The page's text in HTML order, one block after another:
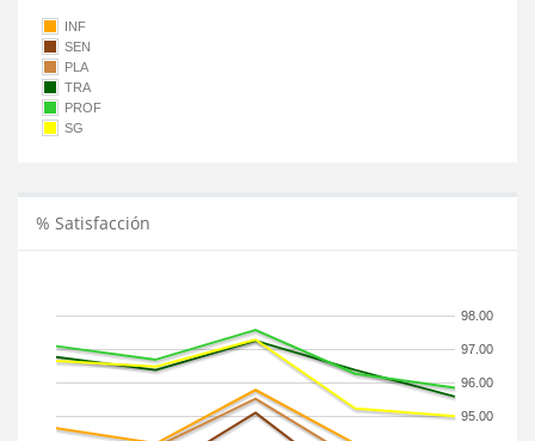
INF
SEN
PLA
TRA
PROF
SG
% Satisfacción
95.00
96.00
97.00
98.00